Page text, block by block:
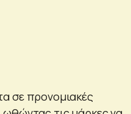
σε προνομιακές